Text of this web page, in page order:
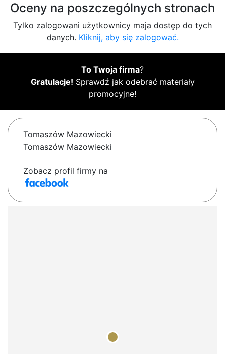
Oceny na poszczególnych stronach
Tylko zalogowani użytkownicy maja dostęp do tych
danych. Kliknij, aby się zalogować.
To Twoja firma?
Gratulacje! Sprawdź jak odebrać materiały
promocyjne!
Tomaszów Mazowiecki
Tomaszów Mazowiecki
Zobacz profil firmy na